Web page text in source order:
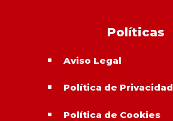
Políticas
^ Aviso Legal
^ Política de Privacidad
^ Política de Cookies